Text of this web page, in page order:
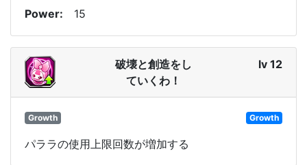
Power
15
破壊と創造をし
ていくわ！
lv 12
Growth Growth
パララの使用上限回数が増加する